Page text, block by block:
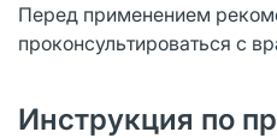
Перед применением
проконсультироваться с
Инструкция по